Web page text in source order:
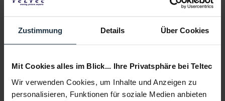
Zustimmung Details Über Cookies
Mit Cookies alles im Blick... Ihre Privatsphäre bei Teltec
Wir verwenden Cookies, um Inhalte und Anzeigen zu
personalisieren, Funktionen für soziale Medien anbieten
Medien
Infos zu Hersteller & Produktsicherheit
Folgende Infos zum Hersteller sind verfübar...... mehr